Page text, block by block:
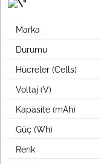
Marka
Durumu
Hücreler (Cells)
Voltaj (V)
Kapasite (mAh)
Güç (Wh)
Renk